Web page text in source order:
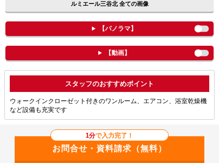
ルミエール三谷北 全ての画像
【パノラマ】
【動画】
ポイント
ウォークインクローゼット付きのワンルーム、エアコン、浴室乾燥機
など設備も充実です
1分で入力完了！